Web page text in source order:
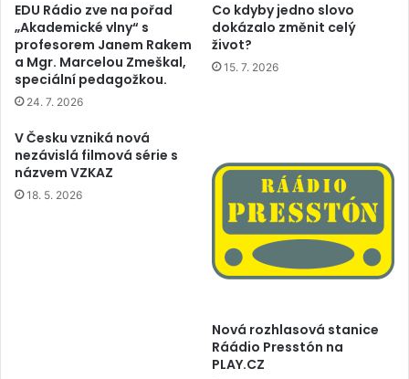
EDU Rádio zve na pořad
„Akademické vlny“ s
profesorem Janem Rakem
a Mgr. Marcelou Zmeškal,
speciální pedagožkou.
24. 7. 2026
Co kdyby jedno slovo
dokázalo změnit celý
život?
15. 7. 2026
V Česku vzniká nová
nezávislá filmová série s
názvem VZKAZ
18. 5. 2026
Nová rozhlasová stanice
Ráádio Presstón na
PLAY.CZ